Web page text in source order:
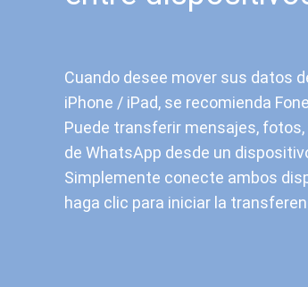
Cuando desee mover sus datos
iPhone / iPad, se recomienda
Puede transferir mensajes,
de WhatsApp desde un
Simplemente conecte ambos
haga clic para iniciar la